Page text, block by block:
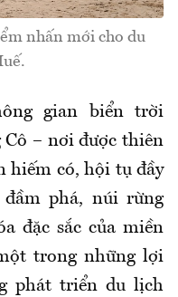
nhấn mới cho du
gian biển trời
– nơi được thiên
hiếm có, hội tụ đầy
phá, núi rừng
đặc sắc của miền
trong những lợi
phát triển du lịch